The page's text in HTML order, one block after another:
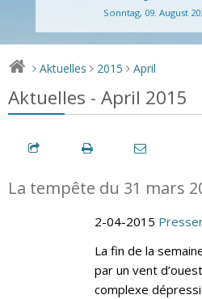
Sonntag, 09. August
> Aktuelles > 2015 > April
Aktuelles - April 2015
La tempête du 31 mars
2-04-2015
La fin de la
par un vent
complexe